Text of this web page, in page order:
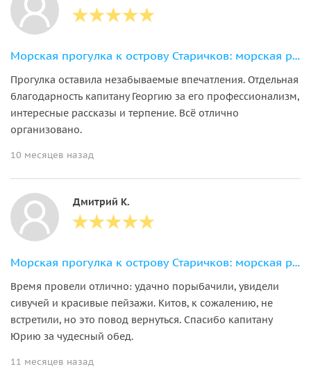
Морская прогулка к острову Старичков: морская рыбалка и крабовое сафари
Прогулка оставила незабываемые впечатления. Отдельная
благодарность капитану Георгию за его профессионализм,
интересные рассказы и терпение. Всё отлично
организовано.
10 месяцев назад
Дмитрий К.
Морская прогулка к острову Старичков: морская рыбалка и крабовое сафари
Время провели отлично: удачно порыбачили, увидели
сивучей и красивые пейзажи. Китов, к сожалению, не
встретили, но это повод вернуться. Спасибо капитану
Юрию за чудесный обед.
11 месяцев назад